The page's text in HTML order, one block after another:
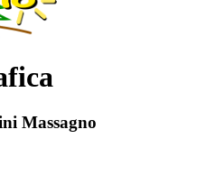
Massagno